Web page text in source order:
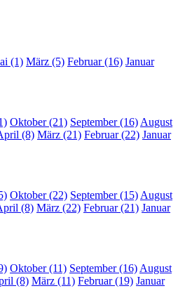
(1) März (5) Februar (16) Januar
Oktober (21) September (16) August
(8) März (21) Februar (22) Januar
Oktober (22) September (15) August
(8) März (22) Februar (21) Januar
Oktober (11) September (16) August
(8) März (11) Februar (19) Januar